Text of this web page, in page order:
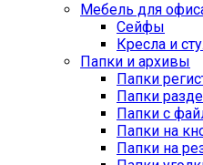
Мебель для
Сейфы
Кресла и
Папки и архивы
Папки
Папки
Папки с
Папки на
Папки на